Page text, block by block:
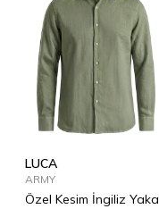
LUCA
ARMY
Özel Kesim İngiliz Yaka